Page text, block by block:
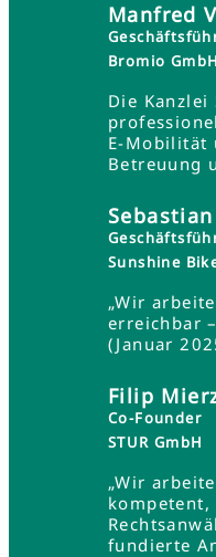
Manfred
Bromio
Die
E-Mobilität
Betreuung
Sunshine
„Wir
erreichbar
(Januar
Filip
Co-Founder
STUR GmbH
„Wir
fundierte